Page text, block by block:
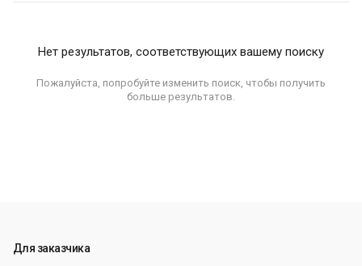
Нет результатов, соответствующих вашему поиску
Пожалуйста, попробуйте изменить поиск, чтобы получить
больше результатов.
Для заказчика